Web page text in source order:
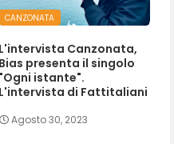
CANZONATA
L'intervista Canzonata,
Bias presenta il singolo
"Ogni istante".
L'intervista di Fattitaliani
Agosto 30, 2023